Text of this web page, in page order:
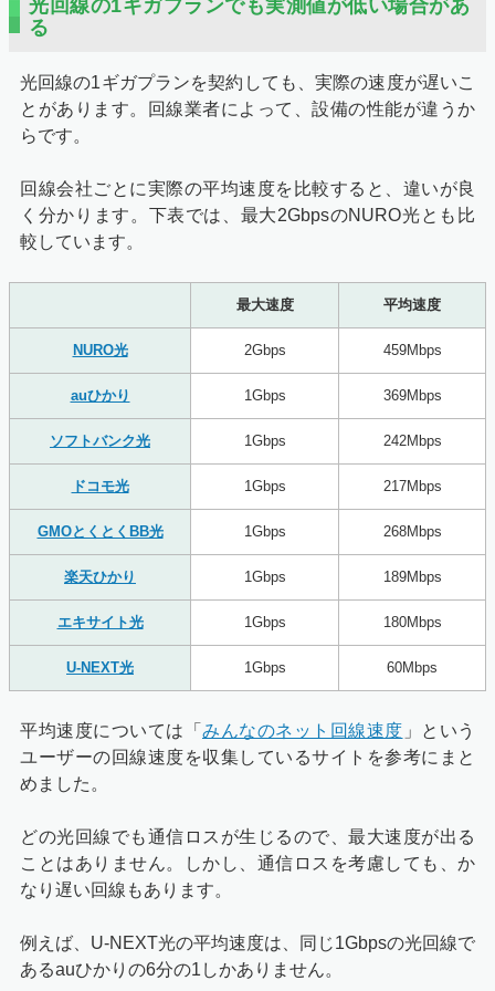
光回線の1ギガプランでも実測値が低い場合があ
る
光回線の1ギガプランを契約しても、実際の速度が遅いこ
とがあります。回線業者によって、設備の性能が違うか
らです。
回線会社ごとに実際の平均速度を比較すると、違いが良
く分かります。下表では、最大2GbpsのNURO光とも比
較しています。
最大速度 平均速度
NURO光 2Gbps 459Mbps
auひかり 1Gbps 369Mbps
ソフトバンク光 1Gbps 242Mbps
ドコモ光 1Gbps 217Mbps
GMOとくとくBB光 1Gbps 268Mbps
楽天ひかり 1Gbps 189Mbps
エキサイト光 1Gbps 180Mbps
U-NEXT光 1Gbps 60Mbps
平均速度については「 みんなのネット回線速度 」という
ユーザーの回線速度を収集しているサイトを参考にまと
めました。
どの光回線でも通信ロスが生じるので、最大速度が出る
ことはありません。しかし、通信ロスを考慮しても、か
なり遅い回線もあります。
例えば、U-NEXT光の平均速度は、同じ1Gbpsの光回線で
あるauひかりの6分の1しかありません。